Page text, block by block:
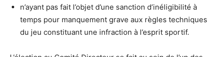
n’ayant pas fait l’objet d’une sanction d’inéligibilité à
temps pour manquement grave aux règles techniques
du jeu constituant une infraction à l’esprit sportif.